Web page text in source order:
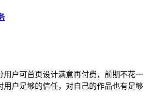
用户可首页设计满意再付费，前期不花一
用户足够的信任，对自己的作品也有足够